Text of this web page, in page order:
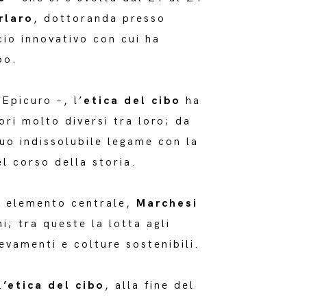
, dottoranda presso
innovativo con cui ha
–, l’ etica del cibo ha
molto diversi tra loro; da
indissolubile legame con la
corso della storia.
elemento centrale, Marchesi
tra queste la lotta agli
e colture sostenibili.
’etica del cibo , alla fine del